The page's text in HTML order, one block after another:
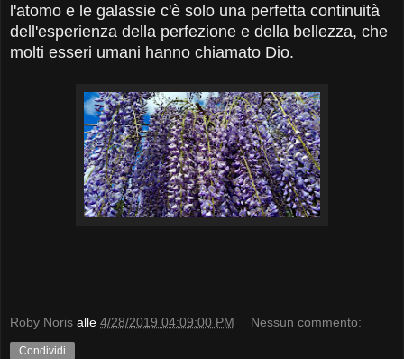
l'atomo e le galassie c'è solo una perfetta continuità
dell'esperienza della perfezione e della bellezza, che
molti esseri umani hanno chiamato Dio.
Roby Noris alle 4/28/2019 04:09:00 PM Nessun commento:
Condividi